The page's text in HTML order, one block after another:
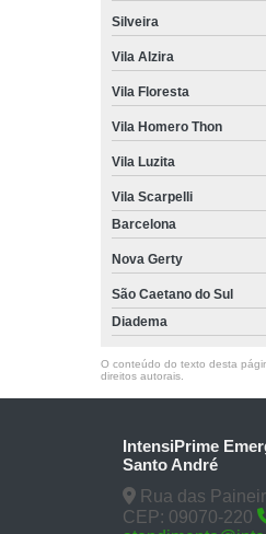
Silveira
Vila Alzira
Vila Floresta
Vila Homero Thon
Vila Luzita
Vila Scarpelli
Barcelona
Nova Gerty
São Caetano do Sul
Diadema
O conteúdo do texto desta
direitos autorais
IntensiPrime
Santo André
Rua das
CEP: 09070-220